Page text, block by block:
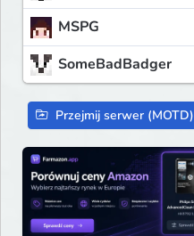
MSPG
SomeBadBadger
Przejmij serwer (MOTD)